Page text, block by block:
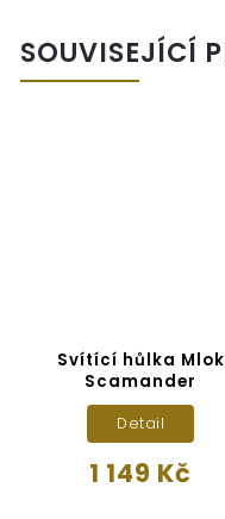
SOUVISEJÍCÍ
Svítící hůlka Mlok
Scamander
1 149 Kč
Detail